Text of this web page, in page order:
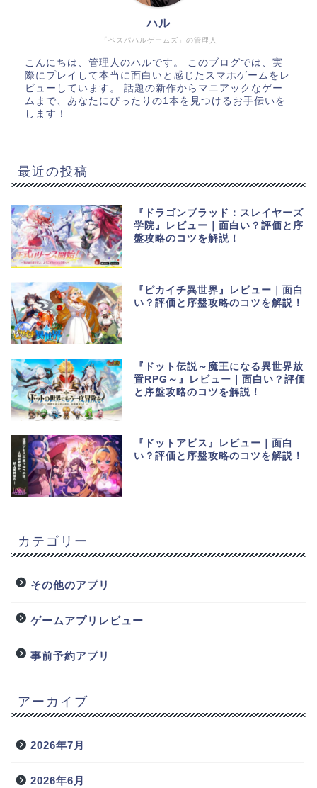
「ベスパハルゲームズ」の管理人
ハル
こんにちは、管理人のハルです。 このブログでは、実
際にプレイして本当に面白いと感じたスマホゲームをレ
ビューしています。 話題の新作からマニアックなゲー
ムまで、あなたにぴったりの1本を見つけるお手伝いを
します！
最近の投稿
『ドラゴンブラッド：スレイヤーズ
学院』レビュー｜面白い？評価と序
盤攻略のコツを解説！
『ピカイチ異世界』レビュー｜面白
い？評価と序盤攻略のコツを解説！
『ドット伝説～魔王になる異世界放
置RPG～』レビュー｜面白い？評価
と序盤攻略のコツを解説！
『ドットアビス』レビュー｜面白
い？評価と序盤攻略のコツを解説！
カテゴリー
その他のアプリ
ゲームアプリレビュー
事前予約アプリ
アーカイブ
2026年7月
2026年6月